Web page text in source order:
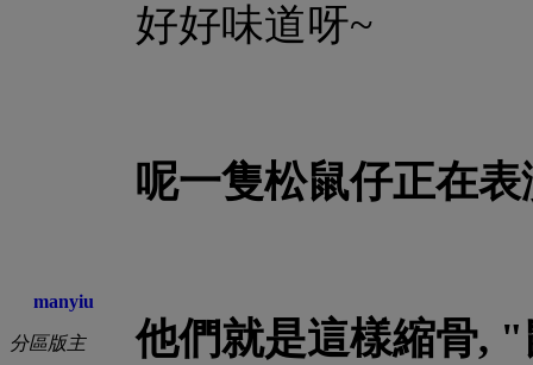
manyiu
分區版主
好好味道呀~
呢一隻松鼠仔正在
他們就是這樣縮骨,